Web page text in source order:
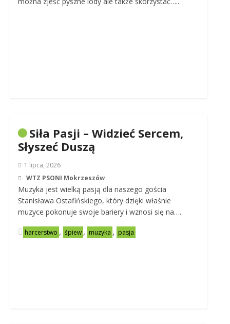
Siła Pasji – Widzieć Sercem,
Słyszeć Duszą
1 lipca, 2026
WTZ PSONI Mokrzeszów
Muzyka jest wielką pasją dla naszego gościa
Stanisława Ostafińskiego, który dzięki właśnie
muzyce pokonuje swoje bariery i wznosi się na…..
harcerstwo , śpiew , muzyka , pasja